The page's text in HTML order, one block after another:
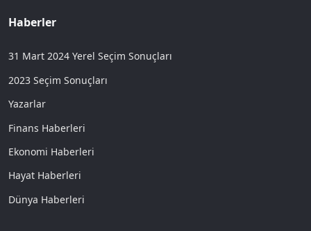
Haberler
31 Mart 2024 Yerel Seçim Sonuçları
2023 Seçim Sonuçları
Yazarlar
Finans Haberleri
Ekonomi Haberleri
Hayat Haberleri
Dünya Haberleri